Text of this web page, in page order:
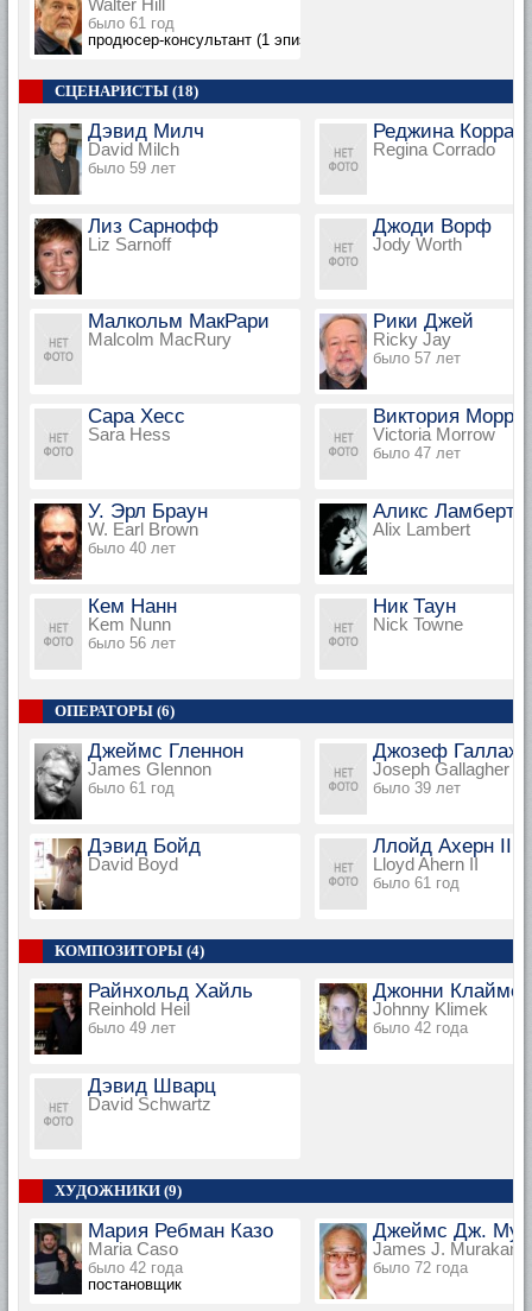
Walter Hill
было 61 год
продюсер-консультант (1 эпизод, 2004)
СЦЕНАРИСТЫ (18)
Дэвид Милч
David Milch
было 59 лет
Реджина
Regina Corrado
Лиз Сарнофф
Liz Sarnoff
Джоди Ворф
Jody Worth
Малкольм МакРари
Malcolm MacRury
Рики Джей
Ricky Jay
было 57 лет
Сара Хесс
Sara Hess
Виктория
Victoria Morrow
было 47 лет
У. Эрл Браун
W. Earl Brown
было 40 лет
Аликс Ламберт
Alix Lambert
Кем Нанн
Kem Nunn
было 56 лет
Ник Таун
Nick Towne
ОПЕРАТОРЫ (6)
Джеймс Гленнон
James Glennon
было 61 год
Джозеф
Joseph Gallagher
было 39 лет
Дэвид Бойд
David Boyd
Ллойд Ахерн II
Lloyd Ahern II
было 61 год
КОМПОЗИТОРЫ (4)
Райнхольд Хайль
Reinhold Heil
было 49 лет
Джонни Клаймек
Johnny Klimek
было 42 года
Дэвид Шварц
David Schwartz
ХУДОЖНИКИ (9)
Мария Ребман Казо
Maria Caso
было 42 года
постановщик
Джеймс Дж.
James J. Murakami
было 72 года